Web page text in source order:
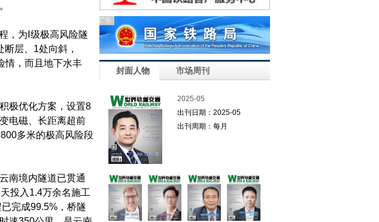
，为Ⅰ级极高风险隧
层、1处向斜，
情，而且地下水丰
极优化方案，设置8
电磁、长距离超前
多米的极高风险段
南境内隧道已贯通
投入1.4万余名施工
完成99.5%，桥隧
广告
封面人物 市场周刊
2025-05
出刊日期：2025-05
出刊周期：每月